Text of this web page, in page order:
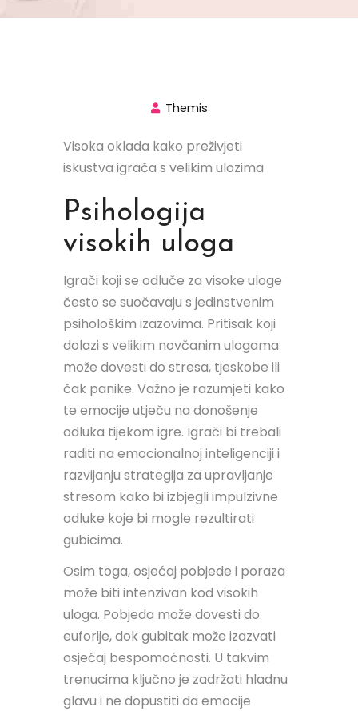
Themis
Visoka oklada kako preživjeti
iskustva igrača s velikim ulozima
Psihologija
visokih uloga
Igrači koji se odluče za visoke uloge
često se suočavaju s jedinstvenim
psihološkim izazovima. Pritisak koji
dolazi s velikim novčanim ulogama
može dovesti do stresa, tjeskobe ili
čak panike. Važno je razumjeti kako
te emocije utječu na donošenje
odluka tijekom igre. Igrači bi trebali
raditi na emocionalnoj inteligenciji i
razvijanju strategija za upravljanje
stresom kako bi izbjegli impulzivne
odluke koje bi mogle rezultirati
gubicima.
Osim toga, osjećaj pobjede i poraza
može biti intenzivan kod visokih
uloga. Pobjeda može dovesti do
euforije, dok gubitak može izazvati
osjećaj bespomoćnosti. U takvim
trenucima ključno je zadržati hladnu
glavu i ne dopustiti da emocije